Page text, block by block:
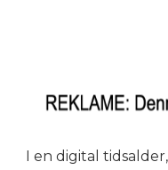
I en digital